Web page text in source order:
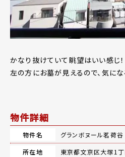
かなり抜けていて眺望はいい感じ！
左の方にお墓が見えるので、気にな
物件詳細
物件名
グランボヌール茗荷
所在地
東京都文京区大塚1